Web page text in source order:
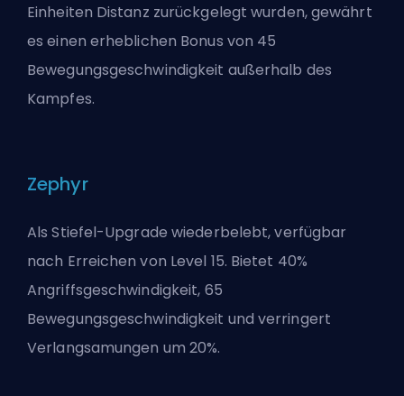
Einheiten Distanz zurückgelegt wurden, gewährt
es einen erheblichen Bonus von 45
Bewegungsgeschwindigkeit außerhalb des
Kampfes.
Zephyr
Als Stiefel-Upgrade wiederbelebt, verfügbar
nach Erreichen von Level 15. Bietet 40%
Angriffsgeschwindigkeit, 65
Bewegungsgeschwindigkeit und verringert
Verlangsamungen um 20%.